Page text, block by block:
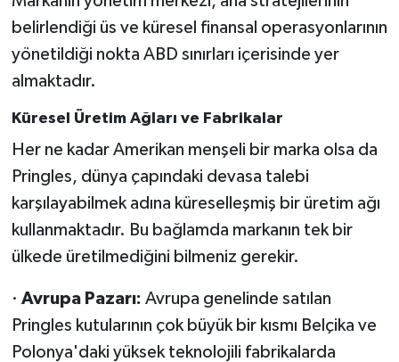
belirlendiği üs ve küresel finansal operasyonlarının
yönetildiği nokta ABD sınırları içerisinde yer
almaktadır.
Küresel Üretim Ağları ve Fabrikalar
Her ne kadar Amerikan menşeli bir marka olsa da
Pringles, dünya çapındaki devasa talebi
karşılayabilmek adına küreselleşmiş bir üretim ağı
kullanmaktadır. Bu bağlamda markanın tek bir
ülkede üretilmediğini bilmeniz gerekir.
· Avrupa Pazarı: Avrupa genelinde satılan
Pringles kutularının çok büyük bir kısmı Belçika ve
Polonya'daki yüksek teknolojili fabrikalarda